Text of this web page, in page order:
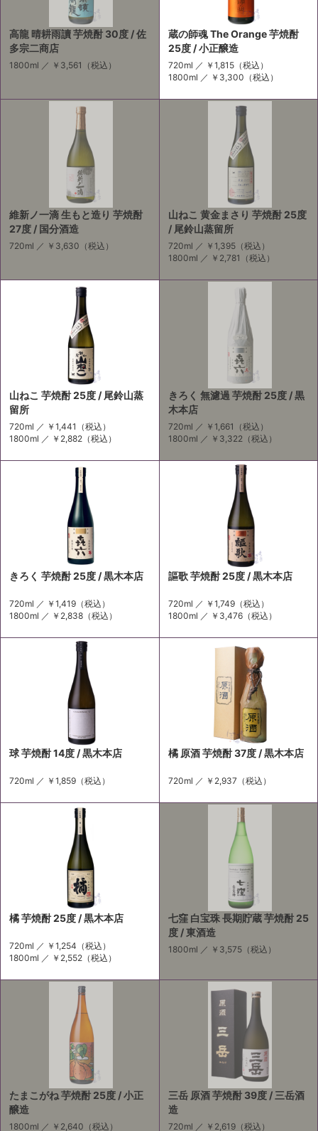
高龍 晴耕雨讀 芋焼酎 30度 / 佐
多宗二商店
1800ml ／ ￥3,561 （税込）
蔵の師魂 The Orange 芋焼酎
25度 / 小正醸造
720ml ／ ￥1,815（税込）
1800ml ／ ￥3,300 （税込）
維新ノ一滴 生もと造り 芋焼酎
27度 / 国分酒造
720ml ／ ￥3,630 （税込）
山ねこ 黄金まさり 芋焼酎 25度
/ 尾鈴山蒸留所
720ml ／ ￥1,395（税込）
1800ml ／ ￥2,781 （税込）
山ねこ 芋焼酎 25度 / 尾鈴山蒸
留所
720ml ／ ￥1,441 （税込）
1800ml ／ ￥2,882 （税込）
きろく 無濾過 芋焼酎 25度 / 黒
木本店
720ml ／ ￥1,661 （税込）
1800ml ／ ￥3,322 （税込）
きろく 芋焼酎 25度 / 黒木本店
720ml ／ ￥1,419 （税込）
1800ml ／ ￥2,838 （税込）
謳歌 芋焼酎 25度 / 黒木本店
720ml ／ ￥1,749（税込）
1800ml ／ ￥3,476（税込）
球 芋焼酎 14度 / 黒木本店
720ml ／ ￥1,859 （税込）
橘 原酒 芋焼酎 37度 / 黒木本店
720ml ／ ￥2,937 （税込）
橘 芋焼酎 25度 / 黒木本店
720ml ／ ￥1,254 （税込）
1800ml ／ ￥2,552 （税込）
七窪 白宝珠 長期貯蔵 芋焼酎 25
度 / 東酒造
1800ml ／ ￥3,575（税込）
たまこがね 芋焼酎 25度 / 小正
醸造
1800ml ／ ￥2,640 （税込）
三岳 原酒 芋焼酎 39度 / 三岳酒
造
720ml ／ ￥2,619（税込）